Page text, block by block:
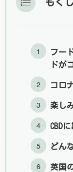
もくじ
フー
ドが
コロ
楽し
CBD
どん
英国